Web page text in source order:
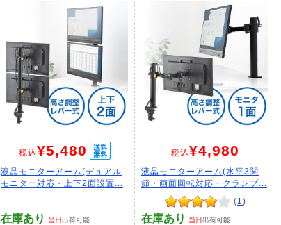
税込¥5,480
液晶モニターアーム(デュアル
モニター対応・上下2面設置...
在庫あり 当日出荷可能
税込¥4,980
液晶モニターアーム(水平3関
節・画面回転対応・クランプ...
(1 )
在庫あり 当日出荷可能